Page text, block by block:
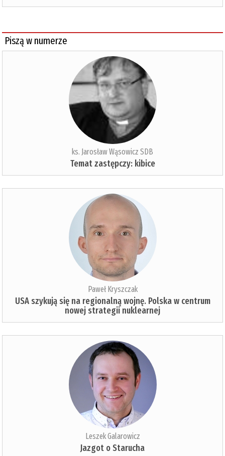
Piszą w numerze
ks. Jarosław Wąsowicz SDB
Temat zastępczy: kibice
Paweł Kryszczak
USA szykują się na regionalną wojnę. Polska w centrum
nowej strategii nuklearnej
Leszek Galarowicz
Jazgot o Starucha